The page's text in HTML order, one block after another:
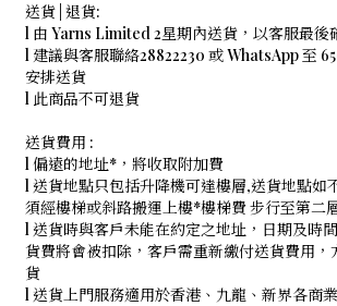
送貨 | 退貨:
l 由 Yarns Limited 2星期內送貨，以客服最後
l 建議與客服聯絡28822230 或 WhatsApp 至
安排送貨
l 此商品不可退貨
送貨費用 :
l 偏遠的地址*，將收取附加費
l 送貨地點只包括升降機可達樓層,送貨地點如
須經樓梯或斜路搬運上樓*樓梯費 步行至第二
l 送貨時與客戶未能在約定之地址，日期及時
貨費將會被扣除，客戶需重新繳付送貨費用，
貨
l 送貨上門服務適用於香港、九龍、新界各商